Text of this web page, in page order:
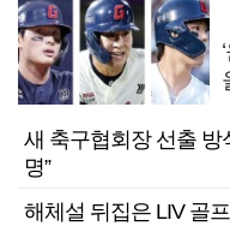
새 축구협회장 선출
명”
해체설 뒤집은 LIV 골